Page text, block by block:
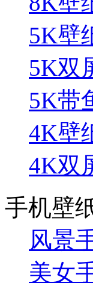
5K壁
5K双
5K带
4K壁
4K双
手机壁
风景
美女